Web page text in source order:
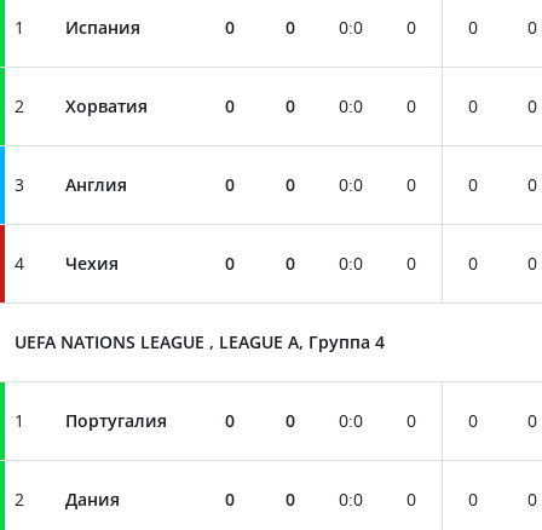
1 Испания 0 0 0:0 0 0 0
2 Хорватия 0 0 0:0 0 0 0
3 Англия 0 0 0:0 0 0 0
4 Чехия 0 0 0:0 0 0 0
UEFA NATIONS LEAGUE , LEAGUE A, Группа 4
1 Португалия 0 0 0:0 0 0 0
2 Дания 0 0 0:0 0 0 0